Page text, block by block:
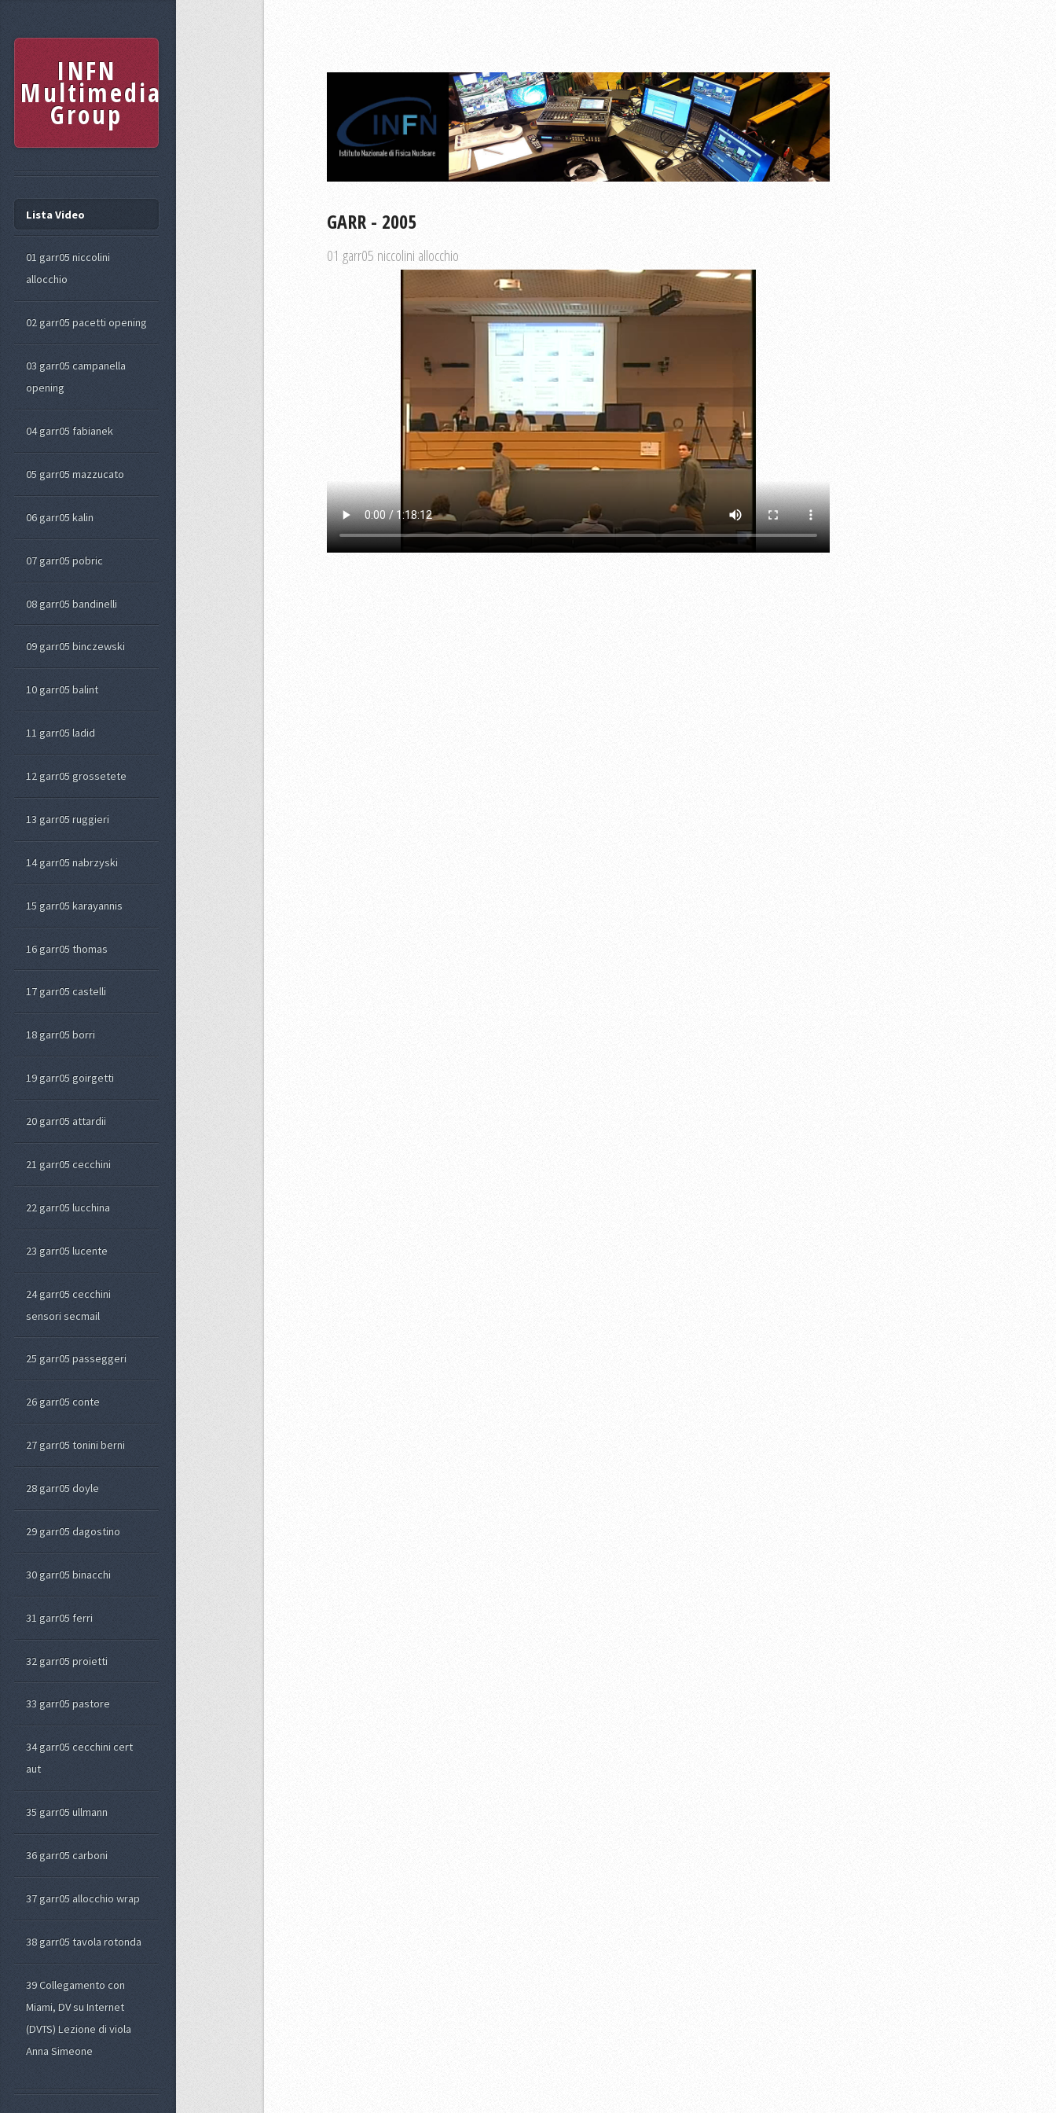
GARR - 2005
01 garr05 niccolini allocchio
INFN
Multimedia
Group
Lista Video
01 garr05 niccolini
allocchio
02 garr05 pacetti opening
03 garr05 campanella
opening
04 garr05 fabianek
05 garr05 mazzucato
06 garr05 kalin
07 garr05 pobric
08 garr05 bandinelli
09 garr05 binczewski
10 garr05 balint
11 garr05 ladid
12 garr05 grossetete
13 garr05 ruggieri
14 garr05 nabrzyski
15 garr05 karayannis
16 garr05 thomas
17 garr05 castelli
18 garr05 borri
19 garr05 goirgetti
20 garr05 attardii
21 garr05 cecchini
22 garr05 lucchina
23 garr05 lucente
24 garr05 cecchini
sensori secmail
25 garr05 passeggeri
26 garr05 conte
27 garr05 tonini berni
28 garr05 doyle
29 garr05 dagostino
30 garr05 binacchi
31 garr05 ferri
32 garr05 proietti
33 garr05 pastore
34 garr05 cecchini cert
aut
35 garr05 ullmann
36 garr05 carboni
37 garr05 allocchio wrap
38 garr05 tavola rotonda
39 Collegamento con
Miami, DV su Internet
(DVTS) Lezione di viola
Anna Simeone